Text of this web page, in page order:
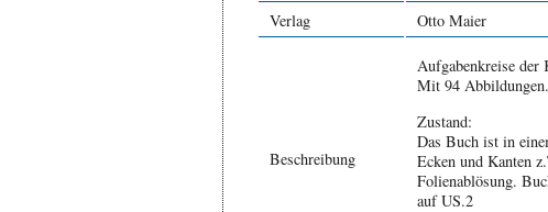
Verlag
Otto Maier
Beschreibung
Aufgabenkreise der
Mit 94 Abbildungen.
Zustand:
Das Buch ist in
Ecken und Kanten
Folienablösung.
auf US.2